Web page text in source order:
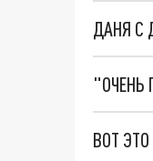
ДАНЯ С
ВОТ